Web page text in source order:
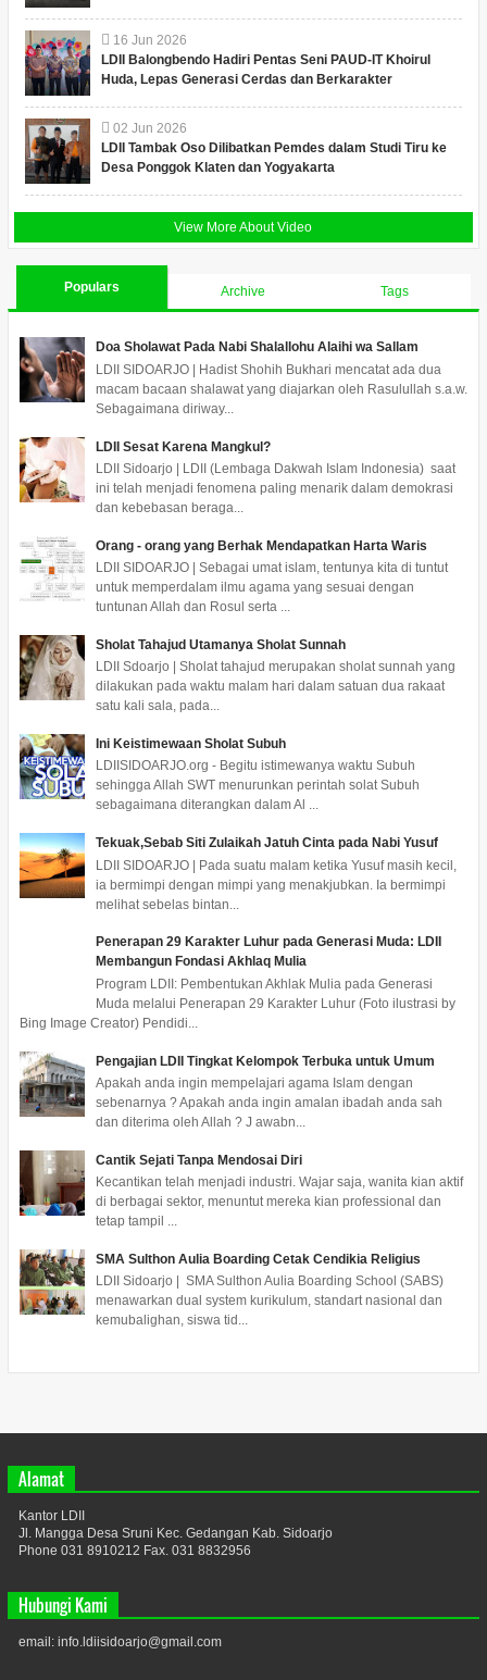
16 Jun 2026
LDII Balongbendo Hadiri Pentas Seni PAUD-IT Khoirul
Huda, Lepas Generasi Cerdas dan Berkarakter
02 Jun 2026
LDII Tambak Oso Dilibatkan Pemdes dalam Studi Tiru ke
Desa Ponggok Klaten dan Yogyakarta
View More About Video
Populars Archive Tags
Doa Sholawat Pada Nabi Shalallohu Alaihi wa Sallam
LDII SIDOARJO | Hadist Shohih Bukhari mencatat ada dua
macam bacaan shalawat yang diajarkan oleh Rasulullah s.a.w.
Sebagaimana diriway...
LDII Sesat Karena Mangkul?
LDII Sidoarjo | LDII (Lembaga Dakwah Islam Indonesia) saat
ini telah menjadi fenomena paling menarik dalam demokrasi
dan kebebasan beraga...
Orang - orang yang Berhak Mendapatkan Harta Waris
LDII SIDOARJO | Sebagai umat islam, tentunya kita di tuntut
untuk memperdalam ilmu agama yang sesuai dengan
tuntunan Allah dan Rosul serta ...
Sholat Tahajud Utamanya Sholat Sunnah
LDII Sdoarjo | Sholat tahajud merupakan sholat sunnah yang
dilakukan pada waktu malam hari dalam satuan dua rakaat
satu kali sala, pada...
Ini Keistimewaan Sholat Subuh
LDIISIDOARJO.org - Begitu istimewanya waktu Subuh
sehingga Allah SWT menurunkan perintah solat Subuh
sebagaimana diterangkan dalam Al ...
Tekuak,Sebab Siti Zulaikah Jatuh Cinta pada Nabi Yusuf
LDII SIDOARJO | Pada suatu malam ketika Yusuf masih kecil,
ia bermimpi dengan mimpi yang menakjubkan. Ia bermimpi
melihat sebelas bintan...
Penerapan 29 Karakter Luhur pada Generasi Muda: LDII
Membangun Fondasi Akhlaq Mulia
Program LDII: Pembentukan Akhlak Mulia pada Generasi
Muda melalui Penerapan 29 Karakter Luhur (Foto ilustrasi by
Bing Image Creator) Pendidi...
Pengajian LDII Tingkat Kelompok Terbuka untuk Umum
Apakah anda ingin mempelajari agama Islam dengan
sebenarnya ? Apakah anda ingin amalan ibadah anda sah
dan diterima oleh Allah ? J awabn...
Cantik Sejati Tanpa Mendosai Diri
Kecantikan telah menjadi industri. Wajar saja, wanita kian aktif
di berbagai sektor, menuntut mereka kian professional dan
tetap tampil ...
SMA Sulthon Aulia Boarding Cetak Cendikia Religius
LDII Sidoarjo | SMA Sulthon Aulia Boarding School (SABS)
menawarkan dual system kurikulum, standart nasional dan
kemubalighan, siswa tid...
Alamat
Kantor LDII
Jl. Mangga Desa Sruni Kec. Gedangan Kab. Sidoarjo
Phone 031 8910212 Fax. 031 8832956
Hubungi Kami
email: info.ldiisidoarjo@gmail.com